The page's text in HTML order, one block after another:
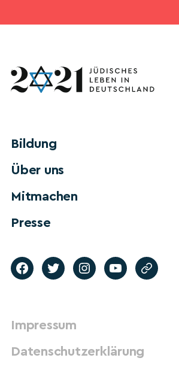
Bildung
Über uns
Mitmachen
Presse
Impressum
Datenschutzerklärung